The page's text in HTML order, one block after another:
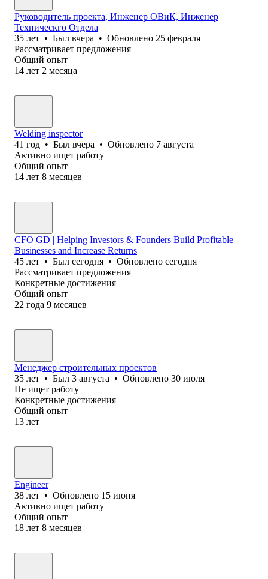
Руководитель проекта, Инженер ОВиК, Инженер
Техническго Отдела
35 лет • Был вчера • Обновлено 25 февраля
Рассматривает предложения
Общий опыт
14 лет 2 месяца
Welding inspector
41 год • Был вчера • Обновлено 7 августа
Активно ищет работу
Общий опыт
14 лет 8 месяцев
CFO GD | Helping Investors & Founders Build Profitable
Businesses and Increase Returns
45 лет • Был сегодня • Обновлено сегодня
Рассматривает предложения
Конкретные достижения
Общий опыт
22 года 9 месяцев
Менеджер строительных проектов
35 лет • Был 3 августа • Обновлено 30 июля
Не ищет работу
Конкретные достижения
Общий опыт
13 лет
Engineer
38 лет • Обновлено 15 июня
Активно ищет работу
Общий опыт
18 лет 8 месяцев